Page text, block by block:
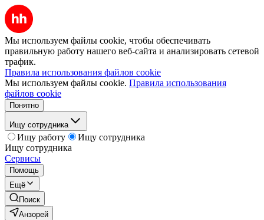
Мы используем файлы cookie, чтобы обеспечивать
правильную работу нашего веб-сайта и анализировать сетевой
трафик.
Правила использования файлов cookie
Мы используем файлы cookie. Правила использования
файлов cookie
Понятно
Ищу сотрудника
Ищу работу
Ищу сотрудника
Ищу сотрудника
Сервисы
Помощь
Ещё
Поиск
Анзорей